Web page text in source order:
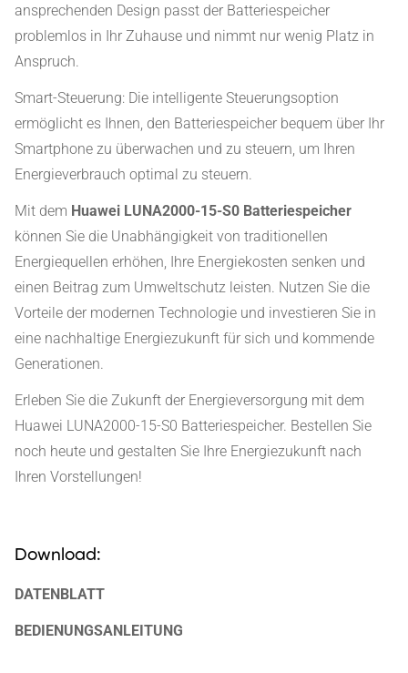
ansprechenden Design passt der Batteriespeicher
problemlos in Ihr Zuhause und nimmt nur wenig Platz in
Anspruch.
Smart-Steuerung: Die intelligente Steuerungsoption
ermöglicht es Ihnen, den Batteriespeicher bequem über Ihr
Smartphone zu überwachen und zu steuern, um Ihren
Energieverbrauch optimal zu steuern.
Mit dem Huawei LUNA2000-15-S0 Batteriespeicher
können Sie die Unabhängigkeit von traditionellen
Energiequellen erhöhen, Ihre Energiekosten senken und
einen Beitrag zum Umweltschutz leisten. Nutzen Sie die
Vorteile der modernen Technologie und investieren Sie in
eine nachhaltige Energiezukunft für sich und kommende
Generationen.
Erleben Sie die Zukunft der Energieversorgung mit dem
Huawei LUNA2000-15-S0 Batteriespeicher. Bestellen Sie
noch heute und gestalten Sie Ihre Energiezukunft nach
Ihren Vorstellungen!
Download:
DATENBLATT
BEDIENUNGSANLEITUNG